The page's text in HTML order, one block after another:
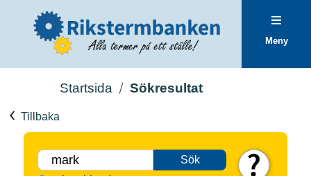
Meny
Startsida Sökresultat
Tillbaka
Sök